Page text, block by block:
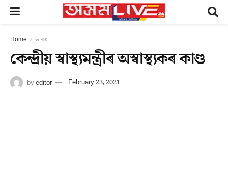
Home ভাৰত
কেন্দ্ৰীয় স্বাস্থ্যমন্ত্ৰীৰ অস্বাস্থ্যকৰ কাণ্ড
byeditor February 23, 2021